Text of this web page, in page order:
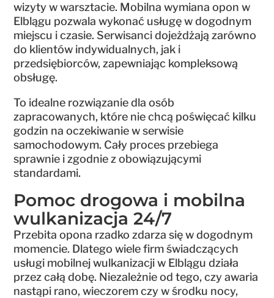
wizyty w warsztacie. Mobilna wymiana opon w
Elblągu pozwala wykonać usługę w dogodnym
miejscu i czasie. Serwisanci dojeżdżają zarówno
do klientów indywidualnych, jak i
przedsiębiorców, zapewniając kompleksową
obsługę.
To idealne rozwiązanie dla osób
zapracowanych, które nie chcą poświęcać kilku
godzin na oczekiwanie w serwisie
samochodowym. Cały proces przebiega
sprawnie i zgodnie z obowiązującymi
standardami.
Pomoc drogowa i mobilna
wulkanizacja 24/7
Przebita opona rzadko zdarza się w dogodnym
momencie. Dlatego wiele firm świadczących
usługi mobilnej wulkanizacji w Elblągu działa
przez całą dobę. Niezależnie od tego, czy awaria
nastąpi rano, wieczorem czy w środku nocy,